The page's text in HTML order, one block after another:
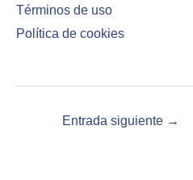
Términos de uso
Política de cookies
Entrada siguiente →